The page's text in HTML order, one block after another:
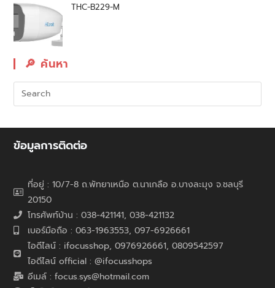
THC-B229-M
🔎︎ ค้นหา
ข้อมูลการติดต่อ
ที่อยู่ : 10/7-8 ถ.พัทยาเหนือ ต.นาเกลือ อ.บางละมุง จ.ชลบุรี
20150
โทรศัพท์บ้าน : 038-421141, 038-421132
เบอร์มือถือ : 063-1963553, 097-6926661
ไอดีไลน์ : ifocusshop, 0976926661, 0809542597
ไอดีไลน์ official : @ifocusshops
อีเมล์ : focus.sys@hotmail.com